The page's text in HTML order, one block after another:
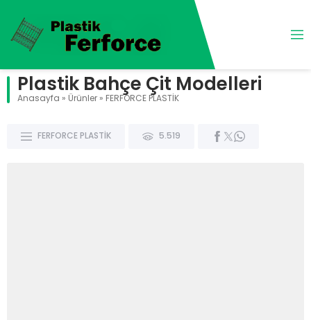
Plastik Bahçe Çit Modelleri
Anasayfa » Ürünler » FERFORCE PLASTİK
FERFORCE PLASTİK 5.519